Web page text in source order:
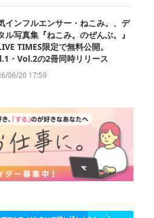
インフルエンサー・ねこみ。、デ
ル写真集『ねこみ。のぜんぶ。』
TIMES限定で無料公開。
・Vol.2の2冊同時リリース
06/20 17:59